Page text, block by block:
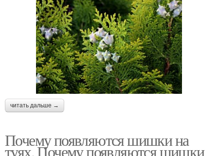
читать дальше →
Почему появляются шишки на
туях. Почему появляются шишки